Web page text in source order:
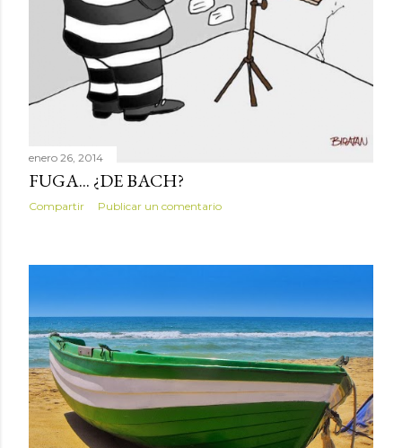
enero 26, 2014
FUGA... ¿DE BACH?
Compartir Publicar un comentario